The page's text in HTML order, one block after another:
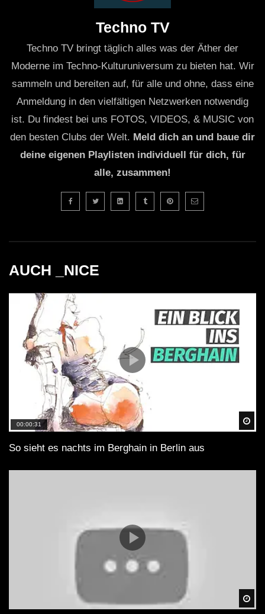
Techno TV
Techno TV bringt täglich alles was der Äther der
Moderne im Techno-Kulturuniversum zu bieten hat. Wir
sammeln und bereiten auf, für alle und ohne, dass eine
Anmeldung in den vielfältigen Netzwerken notwendig
ist. Du findest bei uns FOTOS, VIDEOS, & MUSIC von
den besten Clubs der Welt. Meld dich an und baue dir
deine eigenen Playlisten individuell für dich, für
alle, zusammen!
AUCH _NICE
00:00:31
So sieht es nachts im Berghain in Berlin aus